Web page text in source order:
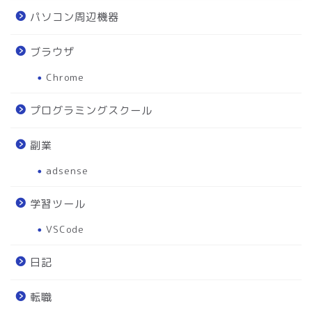
パソコン周辺機器
ブラウザ
Chrome
プログラミングスクール
副業
adsense
学習ツール
VSCode
日記
転職